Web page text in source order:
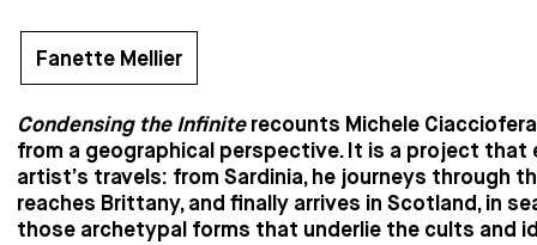
Fanette Mellier
Condensing the Infinite recounts Michele
from a geographical perspective. It is a project that
artist’s travels: from Sardinia, he journeys through
reaches Brittany, and finally arrives in Scotland, in
those archetypal forms that underlie the cults and